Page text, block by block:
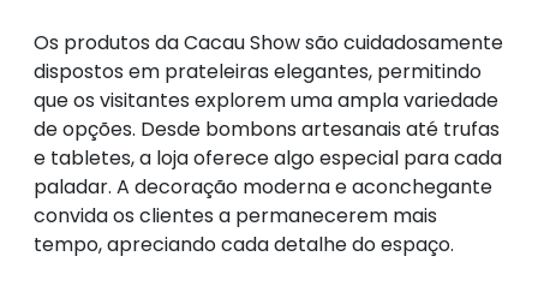
Os produtos da Cacau Show são cuidadosamente
dispostos em prateleiras elegantes, permitindo
que os visitantes explorem uma ampla variedade
de opções. Desde bombons artesanais até trufas
e tabletes, a loja oferece algo especial para cada
paladar. A decoração moderna e aconchegante
convida os clientes a permanecerem mais
tempo, apreciando cada detalhe do espaço.